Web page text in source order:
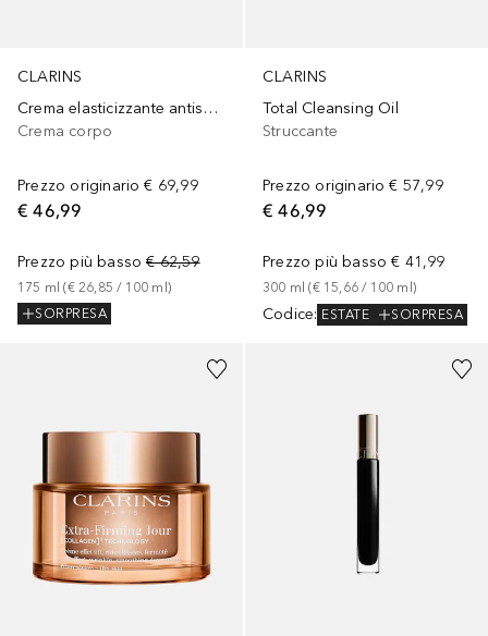
CLARINS
Crema elasticizzante antismagliature
Crema corpo
Prezzo originario € 69,99
€ 46,99
Prezzo più basso € 62,59
175 ml (€ 26,85 / 100 ml )
SORPRESA
CLARINS
Total Cleansing Oil
Struccante
Prezzo originario € 57,99
€ 46,99
Prezzo più basso € 41,99
300 ml (€ 15,66 / 100 ml )
Codice: ESTATE SORPRESA